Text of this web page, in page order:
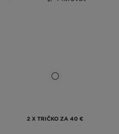
2 X TRIČKO ZA 40 €